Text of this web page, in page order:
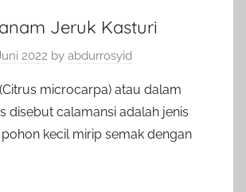
Jeruk Kasturi
2022 by abdurrosyid
microcarpa) atau dalam
disebut calamansi adalah jenis
kecil mirip semak dengan